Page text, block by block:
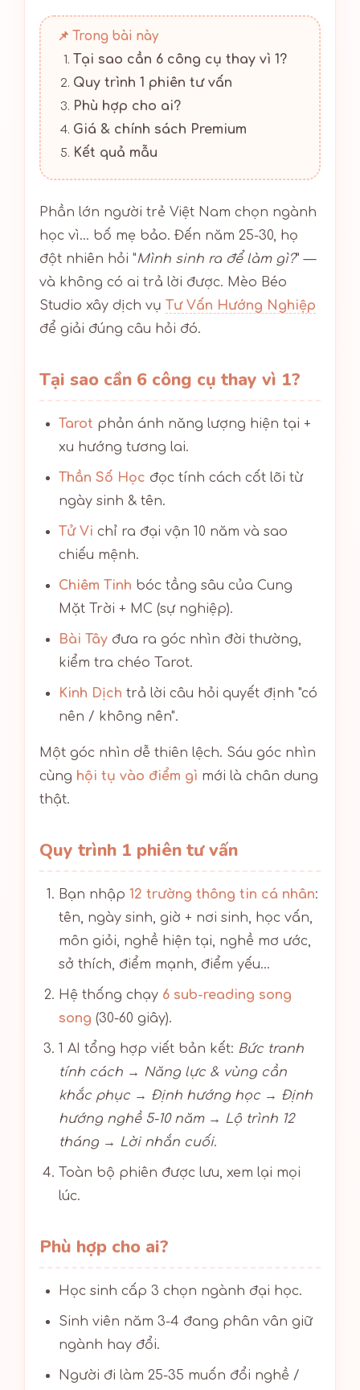
📌 Trong bài này
Tại sao cần 6 công cụ thay vì 1?
Quy trình 1 phiên tư vấn
Phù hợp cho ai?
Giá & chính sách Premium
Kết quả mẫu
Phần lớn người trẻ Việt Nam chọn ngành
học vì… bố mẹ bảo. Đến năm 25-30, họ
đột nhiên hỏi "Mình sinh ra để làm gì?" —
và không có ai trả lời được. Mèo Béo
Studio xây dịch vụ Tư Vấn Hướng Nghiệp
để giải đúng câu hỏi đó.
Tại sao cần 6 công cụ thay vì 1?
Tarot phản ánh năng lượng hiện tại +
xu hướng tương lai.
Thần Số Học đọc tính cách cốt lõi từ
ngày sinh & tên.
Tử Vi chỉ ra đại vận 10 năm và sao
chiếu mệnh.
Chiêm Tinh bóc tầng sâu của Cung
Mặt Trời + MC (sự nghiệp).
Bài Tây đưa ra góc nhìn đời thường,
kiểm tra chéo Tarot.
Kinh Dịch trả lời câu hỏi quyết định "có
nên / không nên".
Một góc nhìn dễ thiên lệch. Sáu góc nhìn
cùng hội tụ vào điểm gì mới là chân dung
thật.
Quy trình 1 phiên tư vấn
Bạn nhập 12 trường thông tin cá nhân:
tên, ngày sinh, giờ + nơi sinh, học vấn,
môn giỏi, nghề hiện tại, nghề mơ ước,
sở thích, điểm mạnh, điểm yếu...
Hệ thống chạy 6 sub-reading song
song (30-60 giây).
1 AI tổng hợp viết bản kết: Bức tranh
tính cách → Năng lực & vùng cần
khắc phục → Định hướng học → Định
hướng nghề 5-10 năm → Lộ trình 12
tháng → Lời nhắn cuối.
Toàn bộ phiên được lưu, xem lại mọi
lúc.
Phù hợp cho ai?
Học sinh cấp 3 chọn ngành đại học.
Sinh viên năm 3-4 đang phân vân giữ
ngành hay đổi.
Người đi làm 25-35 muốn đổi nghề /